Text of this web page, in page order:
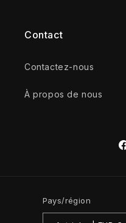
Contact
Contactez-nous
À propos de nous
Pays/région